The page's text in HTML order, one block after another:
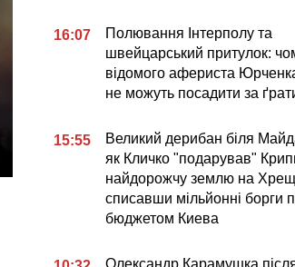
16:07
Полювання Інтерполу та
швейцарський притулок:
відомого афериста
не можуть посадити за
15:55
Великий дерибан біля
як Кличко "подарував"
найдорожчу землю на
списавши мільйонні борги
бюджетом Киева
Олександр Карамушка